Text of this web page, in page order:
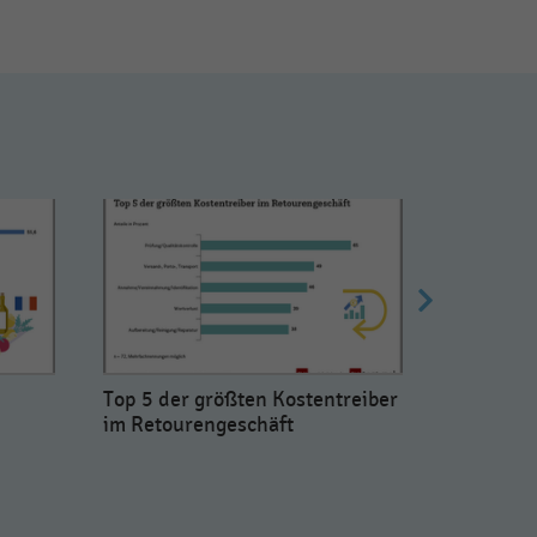
Top 5 der größten Kostentreiber
im Retourengeschäft